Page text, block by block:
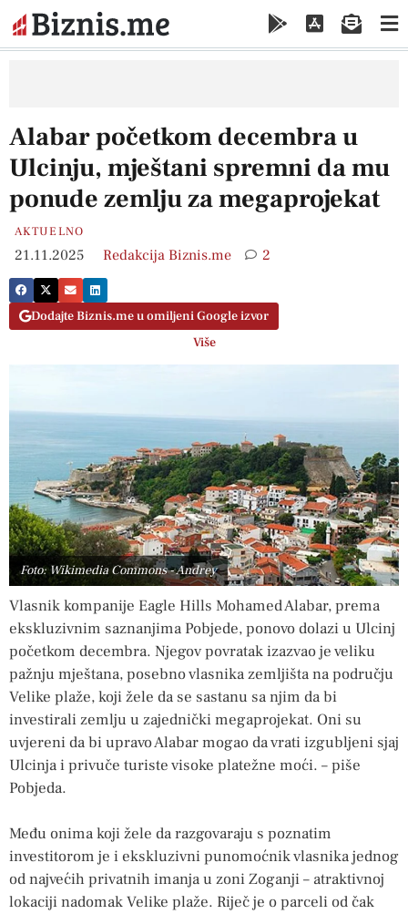
Alabar početkom decembra u
Ulcinju, mještani spremni da mu
ponude zemlju za megaprojekat
AKTUELNO
21.11.2025 Redakcija Biznis.me 2
Dodajte Biznis.me u omiljeni Google izvor
Više
Foto: Wikimedia Commons - Andrey
Vlasnik kompanije Eagle Hills Mohamed Alabar, prema
ekskluzivnim saznanjima Pobjede, ponovo dolazi u Ulcinj
početkom decembra. Njegov povratak izazvao je veliku
pažnju mještana, posebno vlasnika zemljišta na području
Velike plaže, koji žele da se sastanu sa njim da bi
investirali zemlju u zajednički megaprojekat. Oni su
uvjereni da bi upravo Alabar mogao da vrati izgubljeni sjaj
Ulcinja i privuče turiste visoke platežne moći. – piše
Pobjeda.
Među onima koji žele da razgovaraju s poznatim
investitorom je i ekskluzivni punomoćnik vlasnika jednog
od najvećih privatnih imanja u zoni Zoganji – atraktivnoj
lokaciji nadomak Velike plaže. Riječ je o parceli od čak